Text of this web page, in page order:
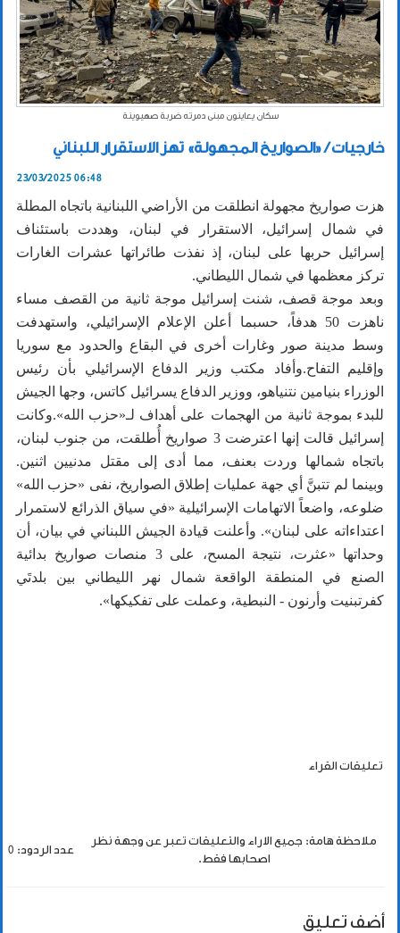
سكان يعاينون مبنى دمرته ضربة صهيوينة
خارجيات / «الصواريخ المجهولة» تهز الاستقرار اللبناني
23/03/2025 06:48
هزت صواريخ مجهولة انطلقت من الأراضي اللبنانية باتجاه المطلة
في شمال إسرائيل، الاستقرار في لبنان، وهددت باستئناف
إسرائيل حربها على لبنان، إذ نفذت طائراتها عشرات الغارات
تركز معظمها في شمال الليطاني.
وبعد موجة قصف، شنت إسرائيل موجة ثانية من القصف مساء
ناهزت 50 هدفاً، حسبما أعلن الإعلام الإسرائيلي، واستهدفت
وسط مدينة صور وغارات أخرى في البقاع والحدود مع سوريا
وإقليم التفاح.وأفاد مكتب وزير الدفاع الإسرائيلي بأن رئيس
الوزراء بنيامين نتنياهو، ووزير الدفاع يسرائيل كاتس، وجها الجيش
للبدء بموجة ثانية من الهجمات‬ على أهداف لـ«حزب الله».وكانت
إسرائيل قالت إنها اعترضت 3 صواريخ أُطلقت، من جنوب لبنان،
باتجاه شمالها وردت بعنف، مما أدى إلى مقتل مدنيين اثنين.
وبينما لم تتبنَّ أي جهة عمليات إطلاق الصواريخ، نفى «حزب الله»
ضلوعه، واضعاً الاتهامات الإسرائيلية «في سياق الذرائع لاستمرار
اعتداءاته على ‏لبنان». وأعلنت قيادة الجيش اللبناني في بيان، أن
وحداتها «عثرت، نتيجة المسح، على 3 منصات صواريخ بدائية
الصنع في المنطقة الواقعة شمال نهر الليطاني بين بلدتَي
كفرتبنيت وأرنون - النبطية، وعملت على تفكيكها».
تعليقات القراء
ملاحظة هامة: جميع الاراء والتعليقات تعبر عن وجهة نظر
اصحابها فقط.
عدد الردود: 0
أضف تعليق